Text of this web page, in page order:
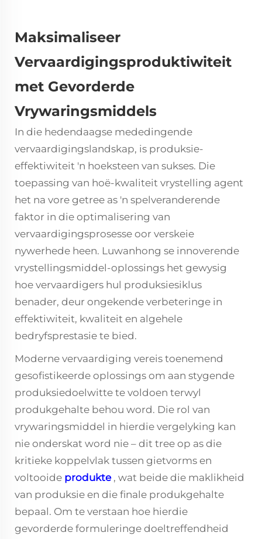
Maksimaliseer
Vervaardigingsproduktiwiteit
met Gevorderde
Vrywaringsmiddels
In die hedendaagse mededingende
vervaardigingslandskap, is produksie-
effektiwiteit 'n hoeksteen van sukses. Die
toepassing van hoë-kwaliteit vrystelling agent
het na vore getree as 'n spelveranderende
faktor in die optimalisering van
vervaardigingsprosesse oor verskeie
nywerhede heen. Luwanhong se innoverende
vrystellingsmiddel-oplossings het gewysig
hoe vervaardigers hul produksiesiklus
benader, deur ongekende verbeteringe in
effektiwiteit, kwaliteit en algehele
bedryfsprestasie te bied.
Moderne vervaardiging vereis toenemend
gesofistikeerde oplossings om aan stygende
produksiedoelwitte te voldoen terwyl
produkgehalte behou word. Die rol van
vrywaringsmiddel in hierdie vergelyking kan
nie onderskat word nie – dit tree op as die
kritieke koppelvlak tussen gietvorms en
voltooide produkte , wat beide die maklikheid
van produksie en die finale produkgehalte
bepaal. Om te verstaan hoe hierdie
gevorderde formuleringe doeltreffendheid